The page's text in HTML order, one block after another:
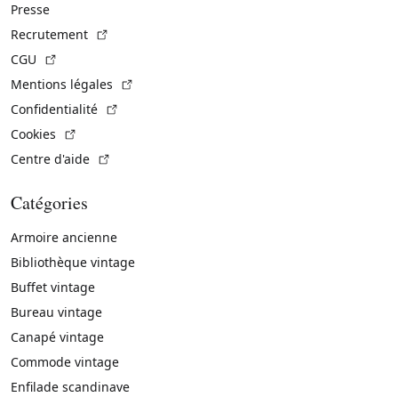
Presse
Recrutement
CGU
Mentions légales
Confidentialité
Cookies
Centre d'aide
Catégories
Armoire ancienne
Bibliothèque vintage
Buffet vintage
Bureau vintage
Canapé vintage
Commode vintage
Enfilade scandinave